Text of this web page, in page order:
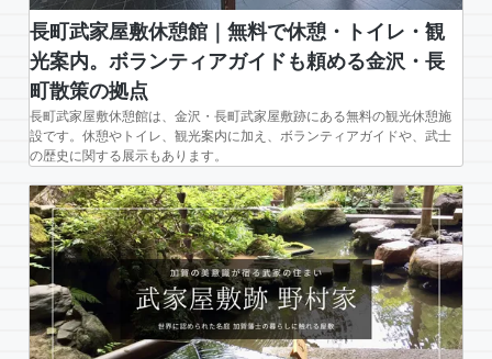
長町武家屋敷休憩館｜無料で休憩・トイレ・観
光案内。ボランティアガイドも頼める金沢・長
町散策の拠点
長町武家屋敷休憩館は、金沢・長町武家屋敷跡にある無料の観光休憩施
設です。休憩やトイレ、観光案内に加え、ボランティアガイドや、武士
の歴史に関する展示もあります。